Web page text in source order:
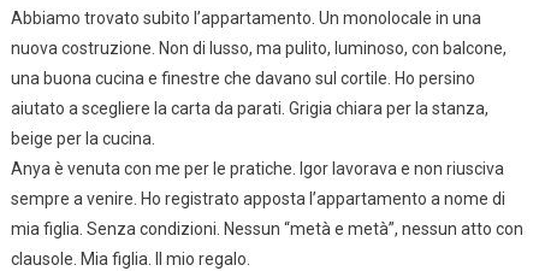
Abbiamo trovato subito l’appartamento. Un monolocale in una
nuova costruzione. Non di lusso, ma pulito, luminoso, con balcone,
una buona cucina e finestre che davano sul cortile. Ho persino
aiutato a scegliere la carta da parati. Grigia chiara per la stanza,
beige per la cucina.
Anya è venuta con me per le pratiche. Igor lavorava e non riusciva
sempre a venire. Ho registrato apposta l’appartamento a nome di
mia figlia. Senza condizioni. Nessun “metà e metà”, nessun atto con
clausole. Mia figlia. Il mio regalo.